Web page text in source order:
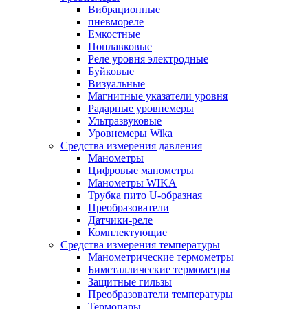
Вибрационные
пневмореле
Емкостные
Поплавковые
Реле уровня электродные
Буйковые
Визуальные
Магнитные указатели уровня
Радарные уровнемеры
Ультразвуковые
Уровнемеры Wika
Средства измерения давления
Манометры
Цифровые манометры
Манометры WIKA
Трубка пито U-образная
Преобразователи
Датчики-реле
Комплектующие
Средства измерения температуры
Манометрические термометры
Биметаллические термометры
Защитные гильзы
Преобразователи температуры
Термопары